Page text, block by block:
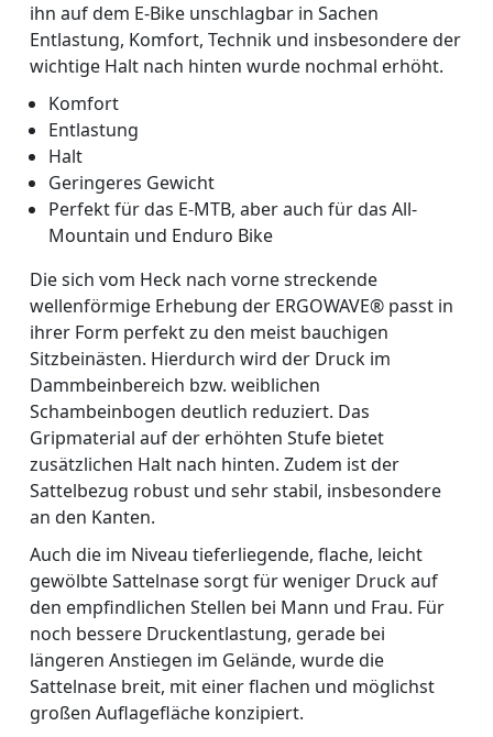
ihn auf dem E-Bike unschlagbar in Sachen
Entlastung, Komfort, Technik und insbesondere der
wichtige Halt nach hinten wurde nochmal erhöht.
Komfort
Entlastung
Halt
Geringeres Gewicht
Perfekt für das E-MTB, aber auch für das All-
Mountain und Enduro Bike
Die sich vom Heck nach vorne streckende
wellenförmige Erhebung der ERGOWAVE® passt in
ihrer Form perfekt zu den meist bauchigen
Sitzbeinästen. Hierdurch wird der Druck im
Dammbeinbereich bzw. weiblichen
Schambeinbogen deutlich reduziert. Das
Gripmaterial auf der erhöhten Stufe bietet
zusätzlichen Halt nach hinten. Zudem ist der
Sattelbezug robust und sehr stabil, insbesondere
an den Kanten.
Auch die im Niveau tieferliegende, flache, leicht
gewölbte Sattelnase sorgt für weniger Druck auf
den empfindlichen Stellen bei Mann und Frau. Für
noch bessere Druckentlastung, gerade bei
längeren Anstiegen im Gelände, wurde die
Sattelnase breit, mit einer flachen und möglichst
großen Auflagefläche konzipiert.